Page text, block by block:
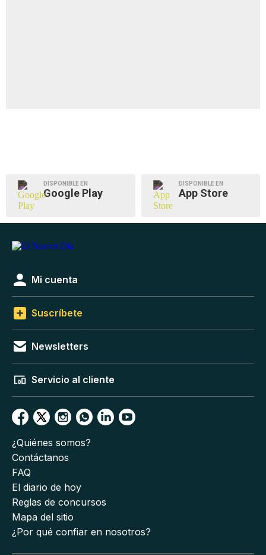
DISPONIBLE EN
Google Play
DISPONIBLE EN
App Store
Mi cuenta
Suscríbete
Newsletters
Servicio al cliente
¿Quiénes somos?
Contáctanos
FAQ
El diario de hoy
Reglas de concursos
Mapa del sitio
¿Por qué confiar en nosotros?